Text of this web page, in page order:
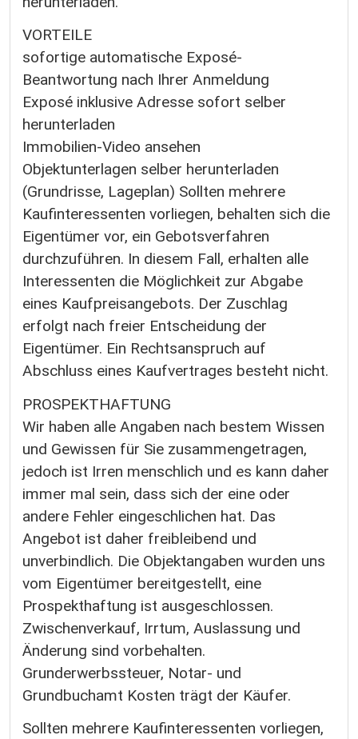
VORTEILE
sofortige automatische Exposé-
Beantwortung nach Ihrer Anmeldung
Exposé inklusive Adresse sofort selber
herunterladen
Immobilien-Video ansehen
Objektunterlagen selber herunterladen
(Grundrisse, Lageplan) Sollten mehrere
Kaufinteressenten vorliegen, behalten sich die
Eigentümer vor, ein Gebotsverfahren
durchzuführen. In diesem Fall, erhalten alle
Interessenten die Möglichkeit zur Abgabe
eines Kaufpreisangebots. Der Zuschlag
erfolgt nach freier Entscheidung der
Eigentümer. Ein Rechtsanspruch auf
Abschluss eines Kaufvertrages besteht nicht.
PROSPEKTHAFTUNG
Wir haben alle Angaben nach bestem Wissen
und Gewissen für Sie zusammengetragen,
jedoch ist Irren menschlich und es kann daher
immer mal sein, dass sich der eine oder
andere Fehler eingeschlichen hat. Das
Angebot ist daher freibleibend und
unverbindlich. Die Objektangaben wurden uns
vom Eigentümer bereitgestellt, eine
Prospekthaftung ist ausgeschlossen.
Zwischenverkauf, Irrtum, Auslassung und
Änderung sind vorbehalten.
Grunderwerbssteuer, Notar- und
Grundbuchamt Kosten trägt der Käufer.
Sollten mehrere Kaufinteressenten vorliegen,